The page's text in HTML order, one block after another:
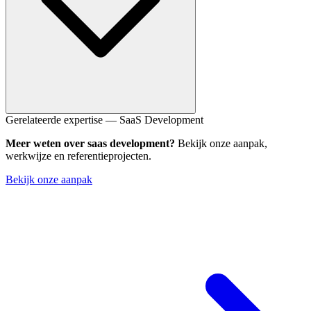
Wanneer je product-market fit hebt gevonden — betalende klanten
architectuur multi-tenancy, auto-scaling en monitoring aankan.
Gerelateerde expertise — SaaS Development
Meer weten over saas development? Bekijk onze aanpak,
werkwijze en referentieprojecten.
Bekijk onze aanpak